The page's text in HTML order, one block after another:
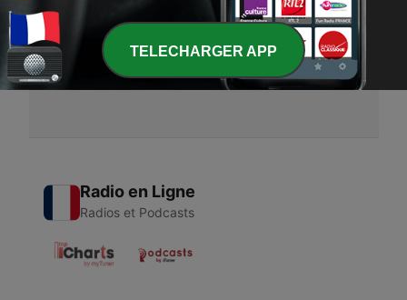
18 mai 2020
1 - De mi para ti 2k20
28 mars 2020
Radio en Ligne
Radios et Podcasts
TELECHARGER APP